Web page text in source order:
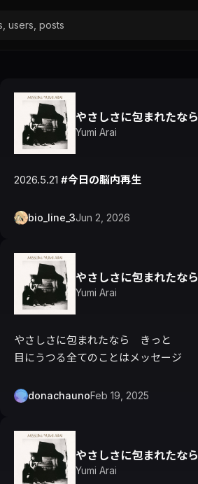
やさしさに包まれたなら
Yumi Arai
2026.5.21 #今日の脳内再生
bio_line_3Jun 2, 2026
やさしさに包まれたなら
Yumi Arai
やさしさに包まれたなら　きっと
目にうつる全てのことはメッセージ
donachaunoFeb 19, 2025
やさしさに包まれたなら
Yumi Arai